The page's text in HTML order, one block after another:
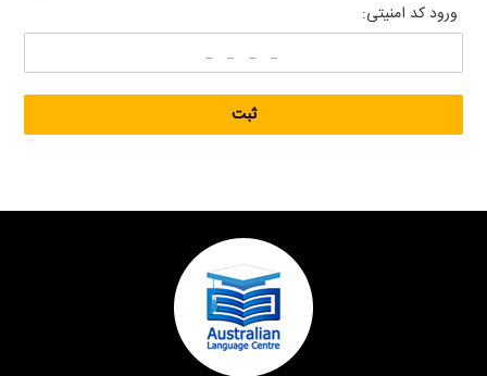
ورود کد امنیتی: